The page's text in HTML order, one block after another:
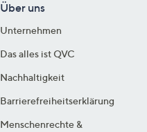
Über uns
Unternehmen
Das alles ist QVC
Nachhaltigkeit
Barrierefreiheitserklärung
Menschenrechte &